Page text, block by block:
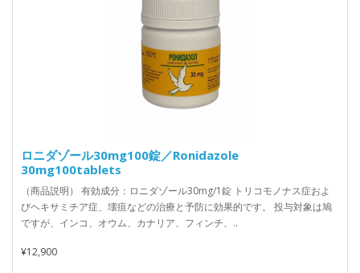
ロニダゾール30mg100錠／Ronidazole
30mg100tablets
（商品説明） 有効成分：ロニダゾール30mg/1錠 トリコモノナス症およ
びヘキサミチア症、壊疽などの治療と予防に効果的です。 投与対象は鳩
ですが、インコ、オウム、カナリア、フィンチ、..
¥12,900